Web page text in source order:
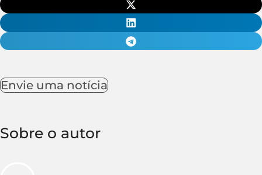
Envie uma notícia
Sobre o autor